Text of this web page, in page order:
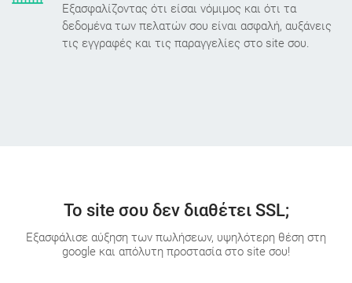
Εξασφαλίζοντας ότι είσαι νόμιμος και ότι τα
δεδομένα των πελατών σου είναι ασφαλή, αυξάνεις
τις εγγραφές και τις παραγγελίες στο site σου.
Το site σου δεν διαθέτει SSL;
Εξασφάλισε αύξηση των πωλήσεων, υψηλότερη θέση στη
google και απόλυτη προστασία στο site σου!